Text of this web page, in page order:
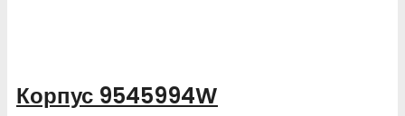
Корпус 9545994W